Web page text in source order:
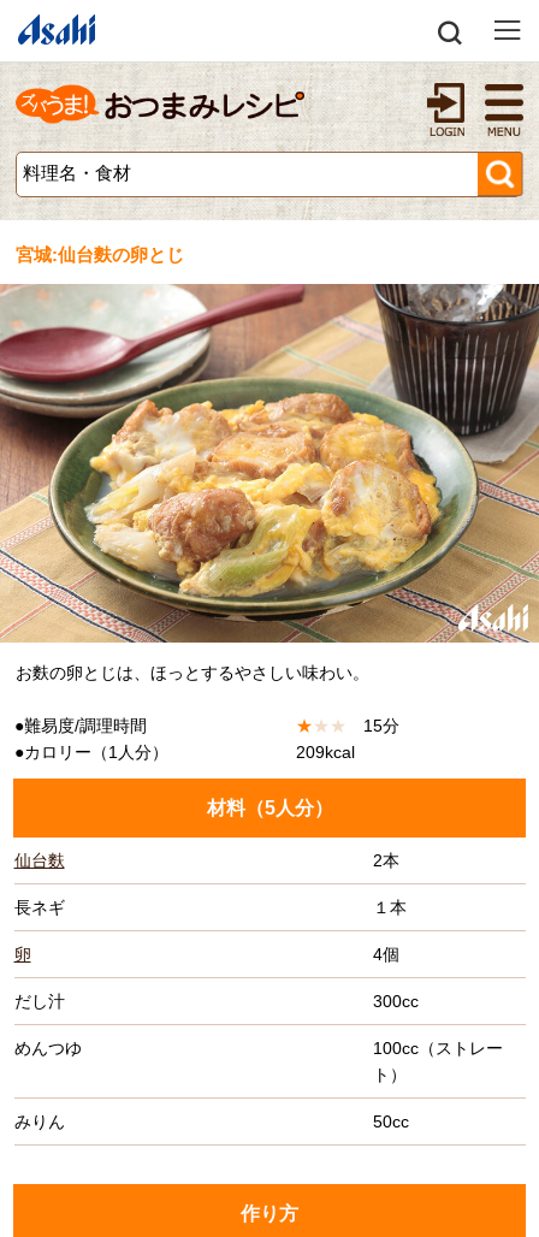
宮城:仙台麩の卵とじ
お麩の卵とじは、ほっとするやさしい味わい。
●難易度/調理時間 ★★ ★
15分
●カロリー（1人分）
209kcal
材料（5人分）
仙台麩 2本
長ネギ １本
卵 4個
だし汁 300cc
めんつゆ
100cc（ストレー
ト）
みりん 50cc
作り方